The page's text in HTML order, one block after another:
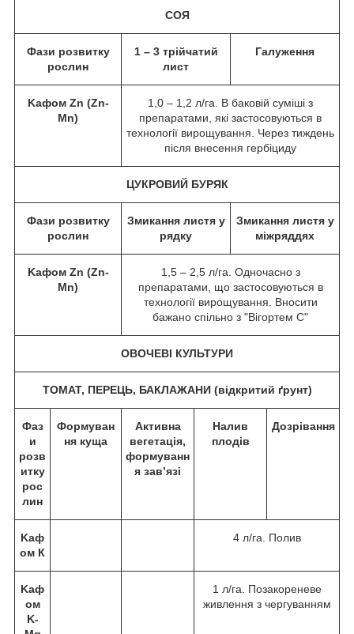
СОЯ
Фази розвитку
рослин
1 – 3 трійчатий
лист
Галуження
Kафом Zn (Zn-
Mn)
1,0 – 1,2 л/га. В баковій суміші з
препаратами, які застосовуються в
технології вирощування. Через тиждень
після внесення гербіциду
ЦУКРОВИЙ БУРЯК
Фази розвитку
рослин
Змикання листя у
рядку
Змикання листя у
міжряддях
Kафом Zn (Zn-
Mn)
1,5 – 2,5 л/га. Одночасно з
препаратами, що застосовуються в
технології вирощування. Вносити
бажано спільно з "Вігортем С"
ОВОЧЕВІ КУЛЬТУРИ
ТОМАТ, ПЕРЕЦЬ, БАКЛАЖАНИ (відкритий ґрунт)
Фаз
и
розв
итку
рос
лин
Формуван
ня куща
Активна
вегетація,
формуванн
я зав’язі
Налив
плодів
Дозрівання
Kаф
ом К
4 л/га. Полив
Kаф
ом
K-
1 л/га. Позакореневе
живлення з чергуванням